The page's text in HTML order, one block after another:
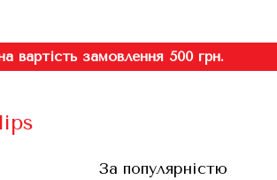
вартість замовлення 500 грн.
За популярністю